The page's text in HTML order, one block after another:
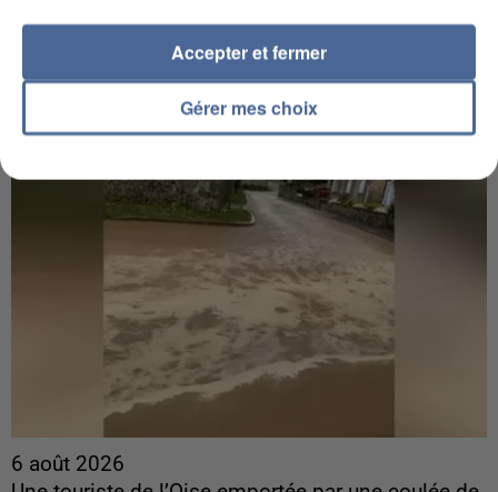
Sollicité, Sébastien Lecornu annonce un "travail
commun" avec les partis à la rentrée.
6 août 2026
Gérer mes choix
Accepter et fermer